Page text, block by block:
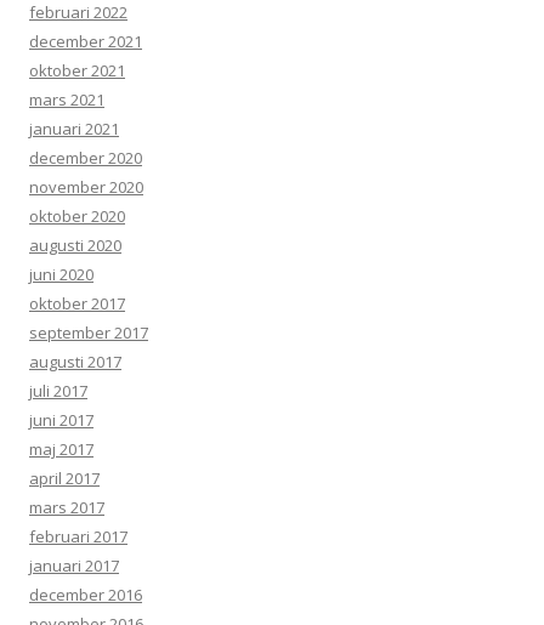
februari 2022
december 2021
oktober 2021
mars 2021
januari 2021
december 2020
november 2020
oktober 2020
augusti 2020
juni 2020
oktober 2017
september 2017
augusti 2017
juli 2017
juni 2017
maj 2017
april 2017
mars 2017
februari 2017
januari 2017
december 2016